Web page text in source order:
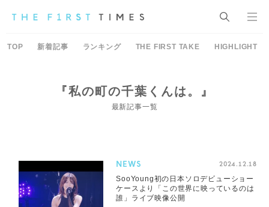
TOP 新着記事 ランキング THE FIRST TAKE HIGHLIGHT
『私の町の千葉くんは。』
最新記事一覧
NEWS 2024.12.18
SooYoung初の日本ソロデビューショー
ケースより「この世界に映っているのは
誰」ライブ映像公開